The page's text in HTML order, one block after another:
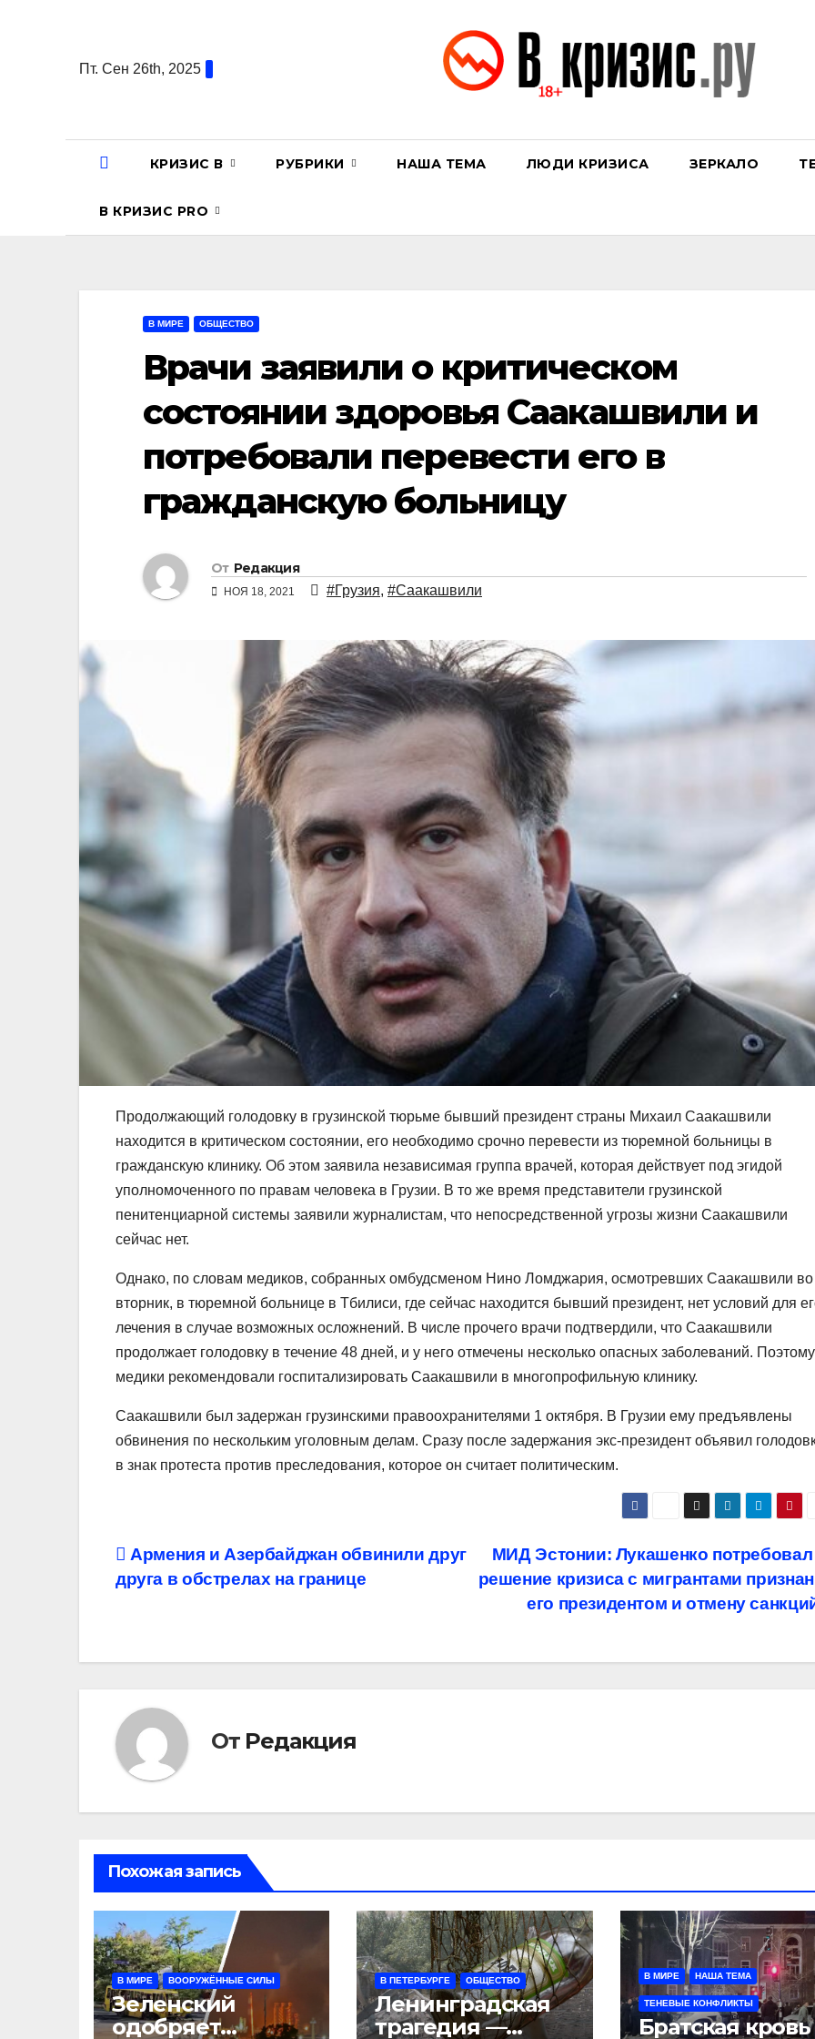
содержаниюПт. Сен 26th, 2025
КРИЗИС В РУБРИКИ НАША ТЕМА ЛЮДИ КРИЗИСА ЗЕРКАЛО
В КРИЗИС PRO
В МИРЕ ОБЩЕСТВО
Врачи заявили о критическом
состоянии здоровья Саакашвили и
потребовали перевести его в
гражданскую больницу
От Редакция
НОЯ 18, 2021 #Грузия, #Саакашвили
Продолжающий голодовку в грузинской тюрьме бывший президент страны Михаил Саакашвили
находится в критическом состоянии, его необходимо срочно перевести из тюремной больницы в
гражданскую клинику. Об этом заявила независимая группа врачей, которая действует под эгидой
уполномоченного по правам человека в Грузии. В то же время представители грузинской
пенитенциарной системы заявили журналистам, что непосредственной угрозы жизни Саакашвили
сейчас нет.
Однако, по словам медиков, собранных омбудсменом Нино Ломджария, осмотревших Саакашвили во
вторник, в тюремной больнице в Тбилиси, где сейчас находится бывший президент, нет условий для
лечения в случае возможных осложнений. В числе прочего врачи подтвердили, что Саакашвили
продолжает голодовку в течение 48 дней, и у него отмечены несколько опасных заболеваний. Поэтому
медики рекомендовали госпитализировать Саакашвили в многопрофильную клинику.
Саакашвили был задержан грузинскими правоохранителями 1 октября. В Грузии ему предъявлены
обвинения по нескольким уголовным делам. Сразу после задержания экс-президент объявил
в знак протеста против преследования, которое он считает политическим.
Навигация
по
МИД Эстонии: Лукашенко потребовал
решение кризиса с мигрантами
его президентом и отмену
Армения и Азербайджан обвинили друг
друга в обстрелах на границе
От Редакция
Похожая запись
В МИРЕ ВООРУЖЁННЫЕ СИЛЫ
Зеленский
одобряет
В ПЕТЕРБУРГЕ ОБЩЕСТВО
Ленинградская
трагедия —
В МИРЕ НАША ТЕМА
ТЕНЕВЫЕ КОНФЛИКТЫ
Братская кровь